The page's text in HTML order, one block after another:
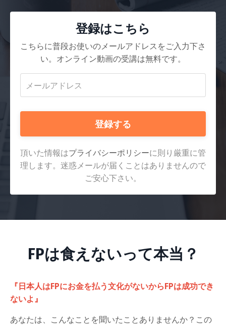
登録はこちら
こちらに普段お使いのメールアドレスをご入力下さ
い。オンライン動画の受講は無料です。
登録する
頂いた情報はプライバシーポリシーに則り厳重に管
理します。迷惑メールが届くことはありませんので
ご安心下さい。
FPは食えないって本当？
『日本人はFPにお金を払う文化がないからFPは成功でき
ないよ』
あなたは、こんなことを聞いたことありませんか？この